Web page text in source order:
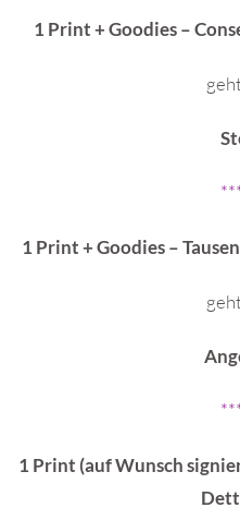
1 Print + Goodies –
1 Print + Goodies –
1 Print (auf Wunsch